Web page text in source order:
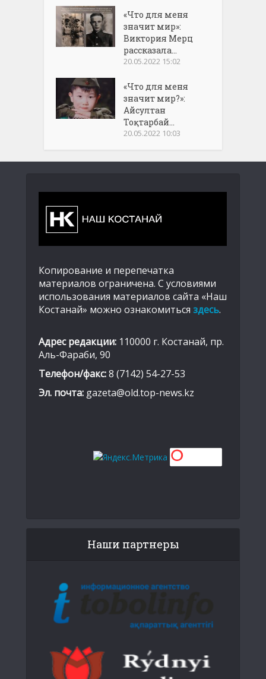
«Что для меня
значит мир»:
Виктория Мерц
рассказала...
20.05.2022 15:02
«Что для меня
значит мир?»:
Айсултан
Тоқтарбай...
20.05.2022 10:03
Копирование и перепечатка
материалов ограничена. С условиями
использования материалов сайта «Наш
Костанай» можно ознакомиться здесь.
Адрес редакции: 110000 г. Костанай, пр.
Аль-Фараби, 90
Телефон/факс:8 (7142) 54-27-53
Эл. почта: gazeta@old.top-news.kz
Наши партнеры